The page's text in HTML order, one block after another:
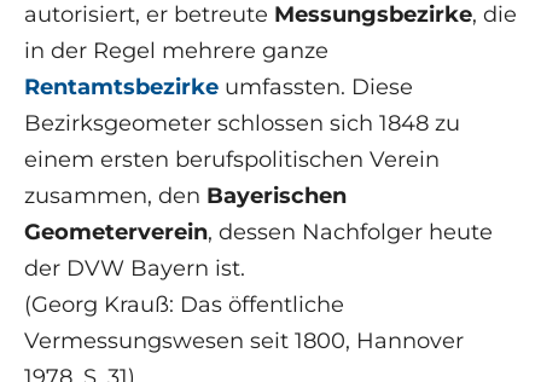
autorisiert, er betreute Messungsbezirke, die
in der Regel mehrere ganze
Rentamtsbezirke umfassten. Diese
Bezirksgeometer schlossen sich 1848 zu
einem ersten berufspolitischen Verein
zusammen, den Bayerischen
Geometerverein, dessen Nachfolger heute
der DVW Bayern ist.
(Georg Krauß: Das öffentliche
Vermessungswesen seit 1800, Hannover